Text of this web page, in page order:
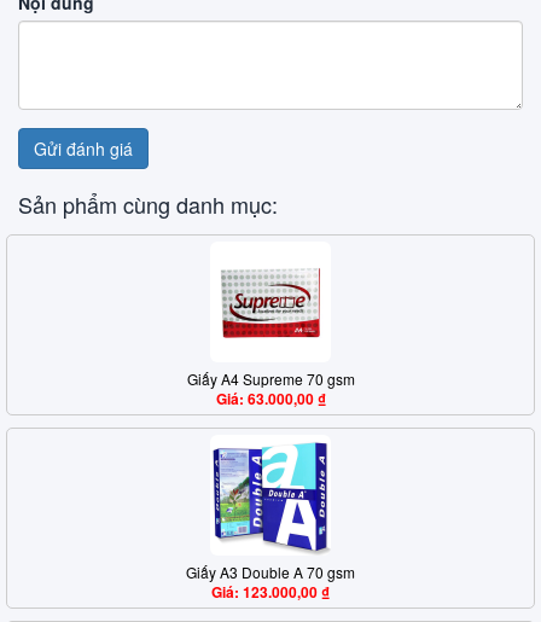
Gửi đánh giá
Sản phẩm cùng danh mục:
Giấy A4 Supreme 70 gsm
Giá: 63.000,00 ₫
Giấy A3 Double A 70 gsm
Giá: 123.000,00 ₫